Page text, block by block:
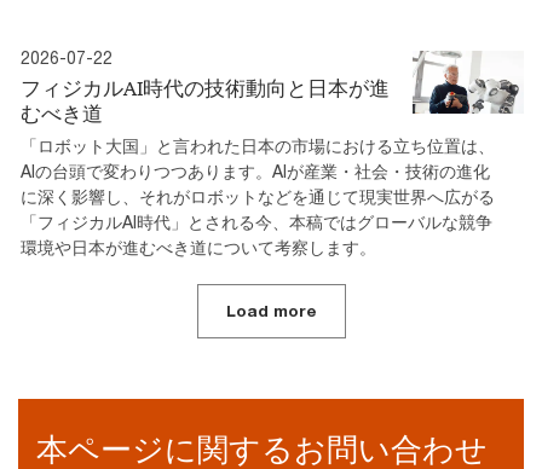
2026-07-22
フィジカルAI時代の技術動向と日本が進
むべき道
「ロボット大国」と言われた日本の市場における立ち位置は、
AIの台頭で変わりつつあります。AIが産業・社会・技術の進化
に深く影響し、それがロボットなどを通じて現実世界へ広がる
「フィジカルAI時代」とされる今、本稿ではグローバルな競争
環境や日本が進むべき道について考察します。
Load more
本ページに関するお問い合わせ